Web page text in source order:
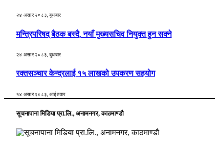
२४ असार २०८३, बुधबार
मन्त्रिपरिषद् बैठक बस्दै, नयाँ मुख्यसचिव नियुक्त हुन सक्ने
२४ असार २०८३, बुधबार
रक्तसञ्चार केन्द्रलाई १५ लाखको उपकरण सहयोग
१४ असार २०८३, आईतवार
सूचनापाना मिडिया प्रा.लि., अनामनगर, काठमाण्डौ